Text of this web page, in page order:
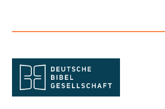
Str. 31 A70567